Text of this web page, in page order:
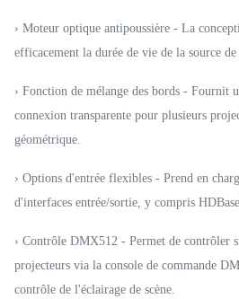
› Moteur optique antipoussière - La
efficacement la durée de vie de la source de
› Fonction de mélange des bords - Fournit
connexion transparente pour plusieurs
géométrique.
› Options d'entrée flexibles - Prend en
d'interfaces entrée/sortie, y compris
› Contrôle DMX512 - Permet de contrôler
projecteurs via la console de commande
contrôle de l'éclairage de scène.